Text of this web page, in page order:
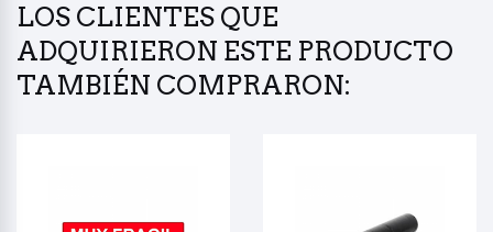
LOS CLIENTES QUE
ADQUIRIERON ESTE PRODUCTO
TAMBIÉN COMPRARON: